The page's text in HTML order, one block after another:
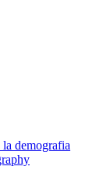
demografia